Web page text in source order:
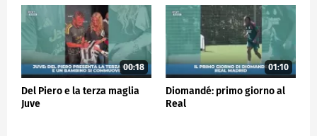
00:18
Del Piero e la terza maglia
Juve
01:10
Diomandé: primo giorno al
Real